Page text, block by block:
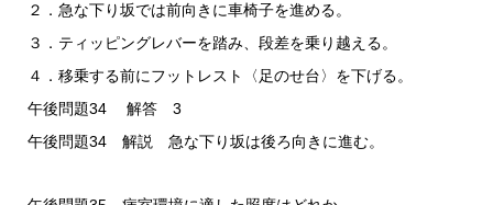
２．急な下り坂では前向きに車椅子を進める。
３．ティッピングレバーを踏み、段差を乗り越える。
４．移乗する前にフットレスト〈足のせ台〉を下げる。
午後問題34 解答 3
午後問題34 解説 急な下り坂は後ろ向きに進む。